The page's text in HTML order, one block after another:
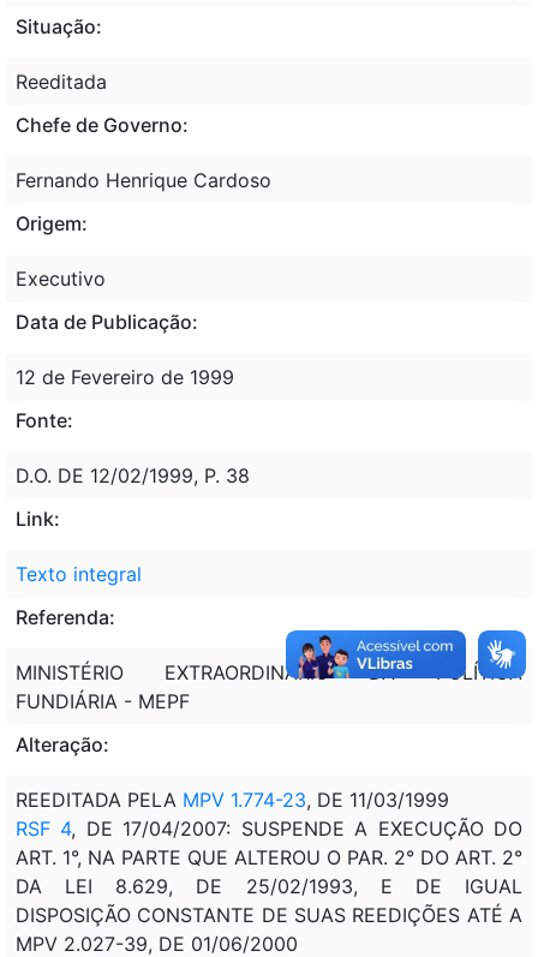
Situação:
Reeditada
Chefe de Governo:
Fernando Henrique Cardoso
Origem:
Executivo
Data de Publicação:
12 de Fevereiro de 1999
Fonte:
D.O. DE 12/02/1999, P. 38
Link:
Texto integral
Referenda:
MINISTÉRIO EXTRAORDINÁRIO DA POLÍTICA
FUNDIÁRIA - MEPF
Alteração:
REEDITADA PELA MPV 1.774-23, DE 11/03/1999
RSF 4, DE 17/04/2007: SUSPENDE A EXECUÇÃO DO
ART. 1°, NA PARTE QUE ALTEROU O PAR. 2° DO ART. 2°
DA LEI 8.629, DE 25/02/1993, E DE IGUAL
DISPOSIÇÃO CONSTANTE DE SUAS REEDIÇÕES ATÉ A
MPV 2.027-39, DE 01/06/2000